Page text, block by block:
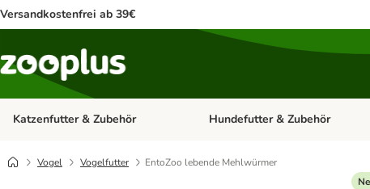
Versandkostenfrei ab 39€
Katzenfutter & Zubehör Kategorie-Menü öffnen:
Hundefutter & Zubehör
Vogel Vogelfutter
EntoZoo lebende Mehlwürmer